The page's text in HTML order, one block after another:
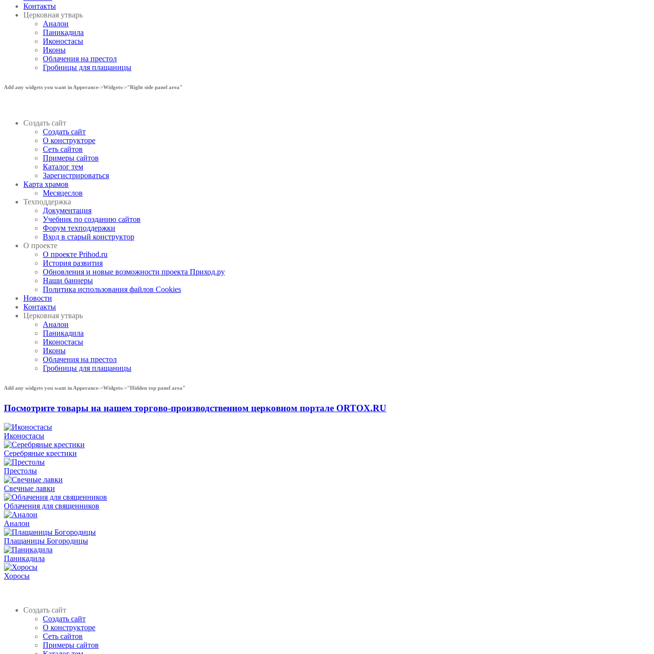
Контакты
Церковная утварь
Аналои
Паникадила
Иконостасы
Иконы
Облачения на престол
Гробницы для плащаницы
Add any widgets you want in Apperance->Widgets->"Right side panel area"
Создать сайт
Создать сайт
О конструкторе
Сеть сайтов
Примеры сайтов
Каталог тем
Зарегистрироваться
Карта храмов
Месяцеслов
Техподдержка
Документация
Учебник по созданию сайтов
Форум техподдержки
Вход в старый конструктор
О проекте
О проекте Prihod.ru
История развития
Обновления и новые возможности проекта Приход.ру
Наши баннеры
Политика использования файлов Cookies
Новости
Контакты
Церковная утварь
Аналои
Паникадила
Иконостасы
Иконы
Облачения на престол
Гробницы для плащаницы
Add any widgets you want in Apperance->Widgets->"Hidden top panel area"
Посмотрите товары на нашем торгово-производственном церковном портале ORTOX.RU
Иконостасы
Серебряные крестики
Престолы
Свечные лавки
Облачения для священников
Аналои
Плащаницы Богородицы
Паникадила
Хоросы
Создать сайт
Создать сайт
О конструкторе
Сеть сайтов
Примеры сайтов